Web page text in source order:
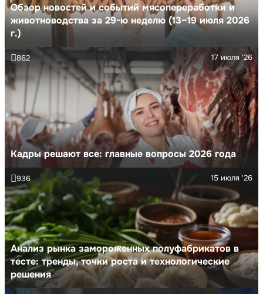
Обзор новостей и событий мясопереработки и
животноводства за 29-ю неделю (13–19 июля 2026
г.)
Кадры решают все: главные вопросы 2026 года
17 июля '26
862
Анализ рынка замороженных полуфабрикатов в
тесте: тренды, точки роста и технологические
решения
15 июля '26
936